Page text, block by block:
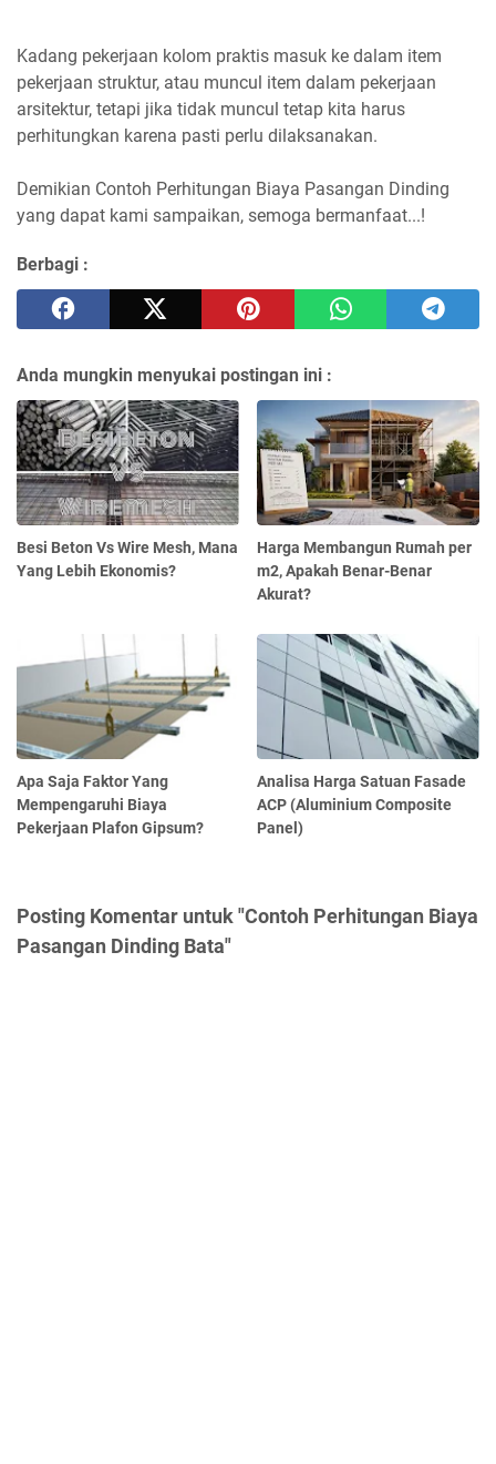
Kadang pekerjaan kolom praktis masuk ke dalam item
pekerjaan struktur, atau muncul item dalam pekerjaan
arsitektur, tetapi jika tidak muncul tetap kita harus
perhitungkan karena pasti perlu dilaksanakan.
Demikian Contoh Perhitungan Biaya Pasangan Dinding
yang dapat kami sampaikan, semoga bermanfaat...!
Berbagi :
Anda mungkin menyukai postingan ini :
Besi Beton Vs Wire Mesh, Mana
Yang Lebih Ekonomis?
Harga Membangun Rumah per
m2, Apakah Benar-Benar
Akurat?
Apa Saja Faktor Yang
Mempengaruhi Biaya
Pekerjaan Plafon Gipsum?
Analisa Harga Satuan Fasade
ACP (Aluminium Composite
Panel)
Posting Komentar untuk "Contoh Perhitungan Biaya
Pasangan Dinding Bata"